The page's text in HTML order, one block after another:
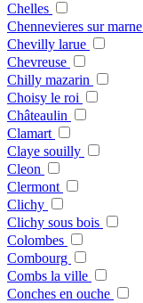
Chelles
Chennevieres sur marne
Chevilly larue
Chevreuse
Chilly mazarin
Choisy le roi
Châteaulin
Clamart
Claye souilly
Cleon
Clermont
Clichy
Clichy sous bois
Colombes
Combourg
Combs la ville
Conches en ouche